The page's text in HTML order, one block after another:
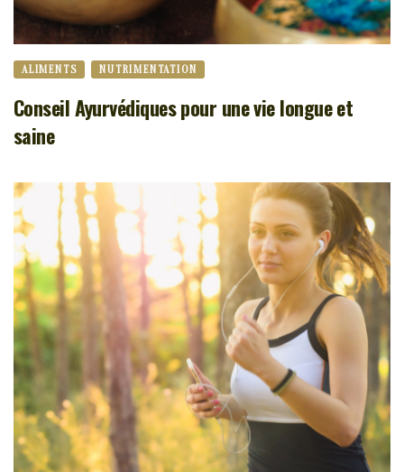
ALIMENTS NUTRIMENTATION
Conseil Ayurvédiques pour une vie longue et
saine